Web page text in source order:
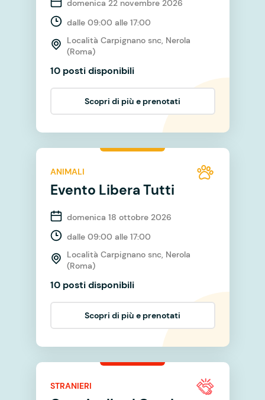
domenica 22 novembre 2026
dalle 09:00 alle 17:00
Località Carpignano snc, Nerola
(Roma)
10 posti disponibili
Scopri di più e prenotati
ANIMALI
Evento Libera Tutti
domenica 18 ottobre 2026
dalle 09:00 alle 17:00
Località Carpignano snc, Nerola
(Roma)
10 posti disponibili
Scopri di più e prenotati
STRANIERI